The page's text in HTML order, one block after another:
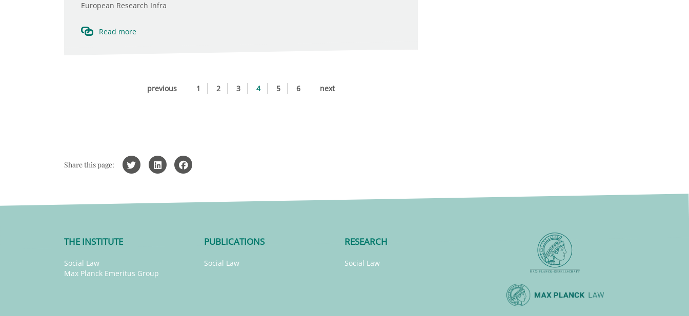
European Research Infra
Read more
previous 1 2 3 4 5 6 next
Share this page:
THE INSTITUTE
Social Law
Max Planck Emeritus Group
PUBLICATIONS
Social Law
RESEARCH
Social Law